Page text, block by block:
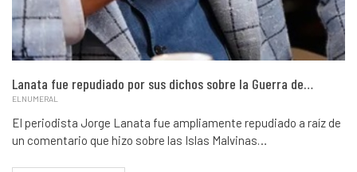
Lanata fue repudiado por sus dichos sobre la Guerra de…
ELNUMERAL
El periodista Jorge Lanata fue ampliamente repudiado a raíz de
un comentario que hizo sobre las Islas Malvinas…